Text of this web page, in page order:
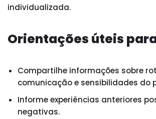
individualizada.
Orientações úteis
Compartilhe informações sobre
comunicação e sensibilidades do
Informe experiências anteriores
negativas.